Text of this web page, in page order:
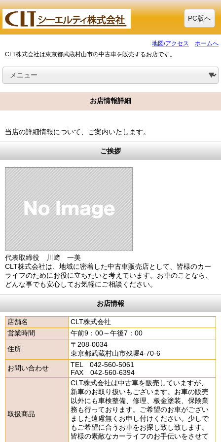
PC版へ
地図/アクセス
ホームへ
CLT株式会社は東京都武蔵村山市の中古車を販売するお店です。
お店情報詳細
当店の詳細情報について、ご案内いたします。
ご挨拶
代表取締役 川﨑 一美
CLT株式会社は、地域に密着した中古車販売店として、皆様のカー
ライフのためにお役に立ちたいと考えています。お車のことなら、
どんな事でも安心してお気軽にご相談ください。
お店情報
店舗名
CLT株式会社
営業時間
午前9：00～午後7：00
住所
〒208-0034
東京都武蔵村山市残堀4-70-6
お問い合わせ
TEL 042-560-5061
FAX 042-560-6394
取扱商品
CLT株式会社は中古車を販売していますが、
新車のお取り扱いもございます。お車の販売
以外にも車検整備、修理、板金塗装、保険業
務も行っております。ご希望のお車がござい
ました遠慮無くお申し付けください。少しで
もご希望に合うお車をお探し致し致します。
皆様の素敵なカーライフのお手伝いをさせて